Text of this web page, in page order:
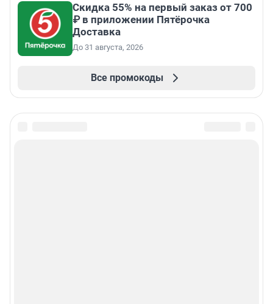
Скидка 55% на первый заказ от 700
₽ в приложении Пятёрочка
Доставка
До 31 августа, 2026
Все промокоды